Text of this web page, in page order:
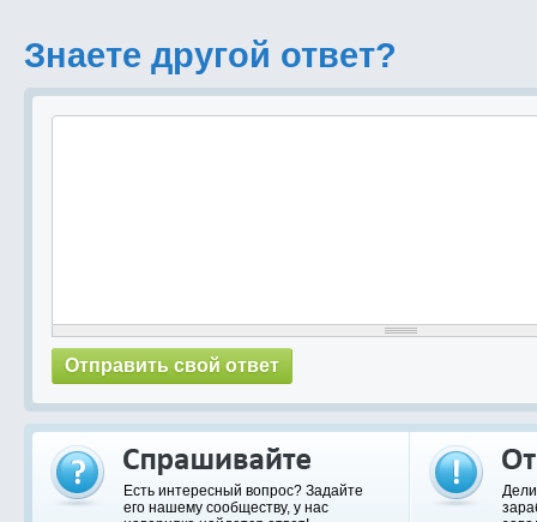
Знаете другой ответ?
Есть интересный вопрос? Задайте
его нашему сообществу, у нас